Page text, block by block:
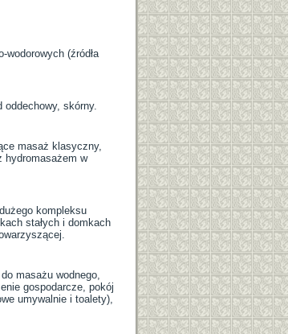
wodorowych (źródła
oddechowy, skórny.
masaż klasyczny,
hydromasażem w
kompleksu
stałych i domkach
masażu wodnego,
gospodarcze, pokój
umywalnie i toalety),